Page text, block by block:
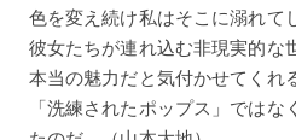
色を変え続け私はそこに溺れて
彼女たちが連れ込む非現実的な
本当の魅力だと気付かせてくれ
「洗練されたポップス」ではな